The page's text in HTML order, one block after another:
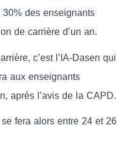
des enseignants
de carrière d’un an.
c’est l’IA-Dasen qui
aux enseignants
après l’avis de la CAPD.
fera alors entre 24 et 26